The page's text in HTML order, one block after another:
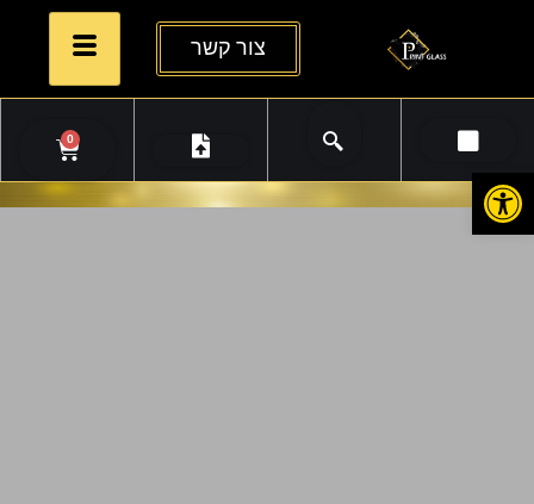
פתח סרגל נגישות
צור קשר
0